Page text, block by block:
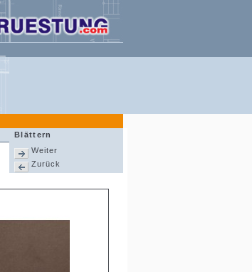
Blättern
Weiter
Zurück